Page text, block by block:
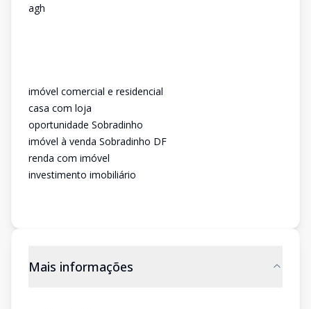
agh
imóvel comercial e residencial
casa com loja
oportunidade Sobradinho
imóvel à venda Sobradinho DF
renda com imóvel
investimento imobiliário
Mais informações